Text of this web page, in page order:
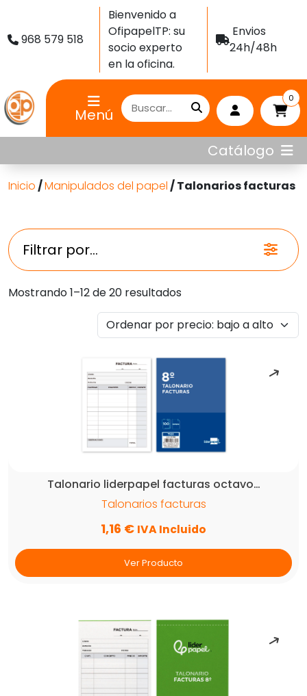
968 579 518
Bienvenido a
OfipapelTP: su
socio experto
en la oficina.
Envios
24h/48h
Menú
0
Catálogo
Inicio/Manipulados del papel/ Talonarios facturas
Filtrar por...
Mostrando 1–12 de 20 resultados
por
precio:
bajo
a
Talonario liderpapel facturas octavo…
Talonarios facturas
1,16 € IVA Incluido
Ver Producto